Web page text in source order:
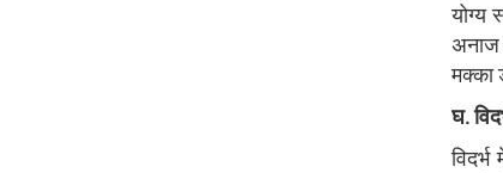
योग्य
अनाज
मक्का
घ.